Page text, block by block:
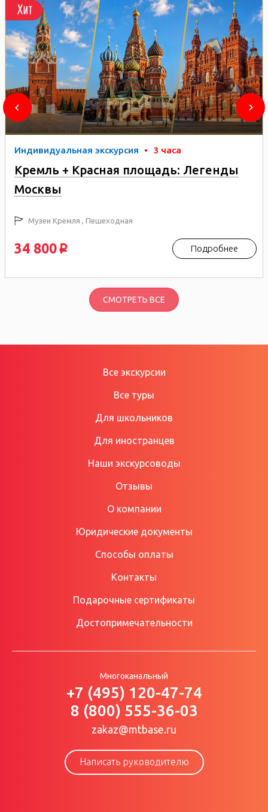
Хит
Индивидуальная экскурсия • 3 часа
Кремль + Красная площадь: Легенды
Москвы
Музеи Кремля , Пешеходная
34 800 p Подробнее
СМОТРЕТЬ ВСЕ
Все экскурсии
Все туры
Для школьников
Для иностранцев
Наши экскурсоводы
Отзывы
О компании
Юридические документы
Способы оплаты
Контакты
Подарочные сертификаты
Достопримечательности
Многоканальный
+7 (495) 120-47-74
8 (800) 555-36-03
zakaz@mtbase.ru
Написать руководителю